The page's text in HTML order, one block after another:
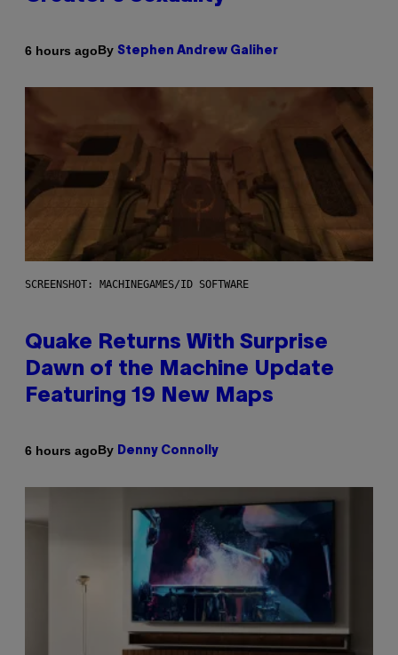
6 hours agoBy Stephen Andrew Galiher
SCREENSHOT: MACHINEGAMES/ID SOFTWARE
Quake Returns With Surprise
Dawn of the Machine Update
Featuring 19 New Maps
6 hours agoBy Denny Connolly